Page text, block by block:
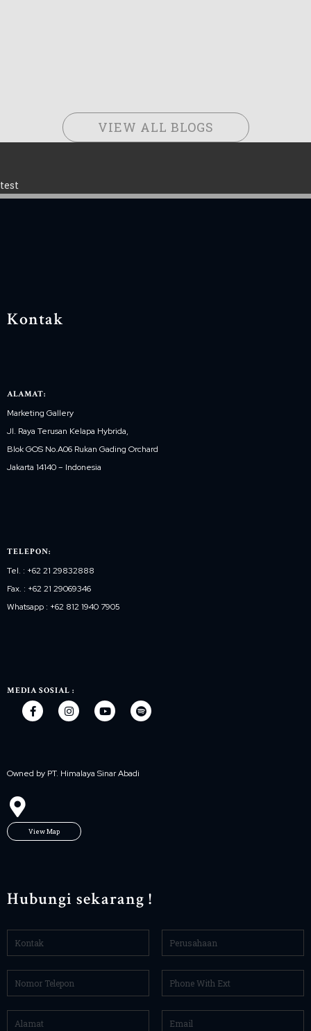
VIEW ALL BLOGS
test
Kontak
ALAMAT:
Marketing Gallery
Jl. Raya Terusan Kelapa Hybrida,
Blok GOS No.A06 Rukan Gading Orchard
Jakarta 14140 – Indonesia
TELEPON:
Tel. : +62 21 29832888
Fax. : +62 21 29069346
Whatsapp : +62 812 1940 7905
MEDIA SOSIAL :
Owned by PT. Himalaya Sinar Abadi
View Map
Hubungi sekarang !